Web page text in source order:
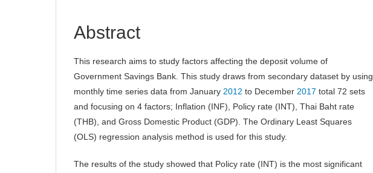
Abstract
This research aims to study factors affecting the deposit volume of
Government Savings Bank. This study draws from secondary dataset by using
monthly time series data from January 2012 to December 2017 total 72 sets
and focusing on 4 factors; Inflation (INF), Policy rate (INT), Thai Baht rate
(THB), and Gross Domestic Product (GDP). The Ordinary Least Squares
(OLS) regression analysis method is used for this study.
The results of the study showed that Policy rate (INT) is the most significant